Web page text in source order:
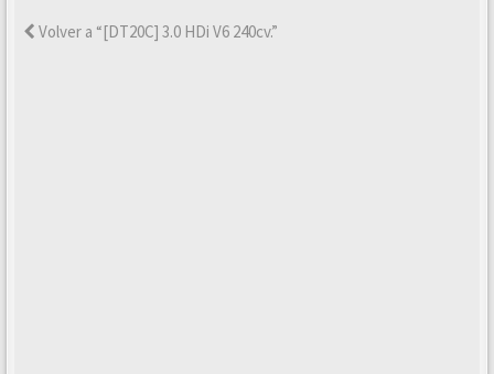
Volver a “[DT20C] 3.0 HDi V6 240cv.”